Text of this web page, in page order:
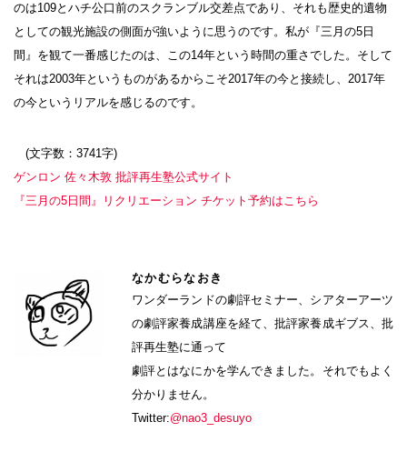
のは109とハチ公口前のスクランブル交差点であり、それも歴史的遺物
としての観光施設の側面が強いように思うのです。私が『三月の5日
間』を観て一番感じたのは、この14年という時間の重さでした。そして
それは2003年というものがあるからこそ2017年の今と接続し、2017年
の今というリアルを感じるのです。
(文字数：3741字)
ゲンロン 佐々木敦 批評再生塾公式サイト
『三月の5日間』リクリエーション チケット予約はこちら
なかむらなおき
ワンダーランドの劇評セミナー、シアターアーツ
の劇評家養成講座を経て、批評家養成ギブス、批
評再生塾に通って
劇評とはなにかを学んできました。それでもよく
分かりません。
Twitter:@nao3_desuyo